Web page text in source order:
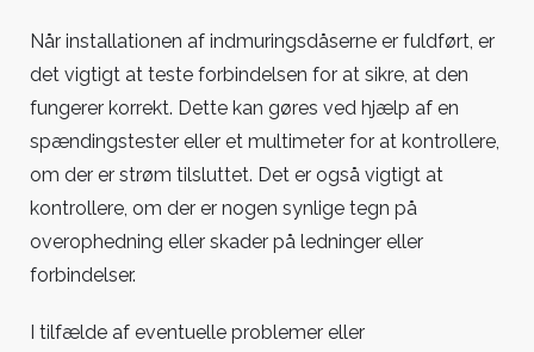
Når installationen af indmuringsdåserne er fuldført, er
det vigtigt at teste forbindelsen for at sikre, at den
fungerer korrekt. Dette kan gøres ved hjælp af en
spændingstester eller et multimeter for at kontrollere,
om der er strøm tilsluttet. Det er også vigtigt at
kontrollere, om der er nogen synlige tegn på
overophedning eller skader på ledninger eller
forbindelser.
I tilfælde af eventuelle problemer eller